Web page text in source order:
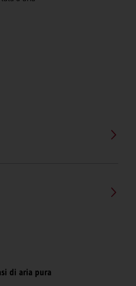
di aria pura